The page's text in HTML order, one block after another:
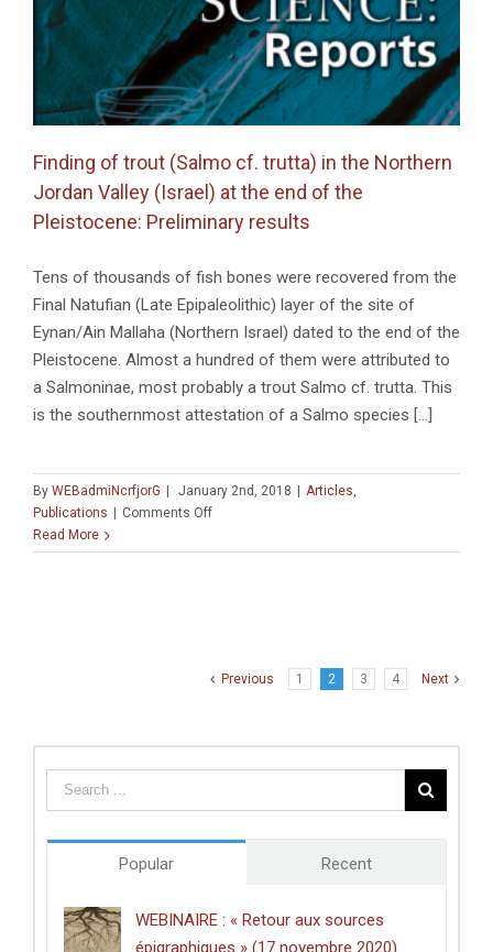
Qubur
el-
Walaydah,
a
Late
Bronze/
Site
Finding of trout (Salmo cf. trutta) in the Northern
Jordan Valley (Israel) at the end of the
Pleistocene: Preliminary results
Tens of thousands of fish bones were recovered from the
Final Natufian (Late Epipaleolithic) layer of the site of
Eynan/Ain Mallaha (Northern Israel) dated to the end of the
Pleistocene. Almost a hundred of them were attributed to
a Salmoninae, most probably a trout Salmo cf. trutta. This
is the southernmost attestation of a Salmo species [...]
By WEBadmiNcrfjorG | January 2nd, 2018 | Articles
Publications | Comments Offon
of
the
(Israel)
end
Preliminary
Read More
Previous 1 2 3 4 Next
Popular Recent
WEBINAIRE : « Retour aux sources
épigraphiques » (17 novembre 2020)